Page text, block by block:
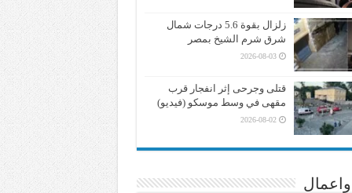
زلزال بقوة 5.6 درجات شمال
شرق شرم الشيخ بمصر
2026-08-03
قتلى وجرحى إثر انفجار قرب
مقهى في وسط موسكو (فيديو)
2026-08-02